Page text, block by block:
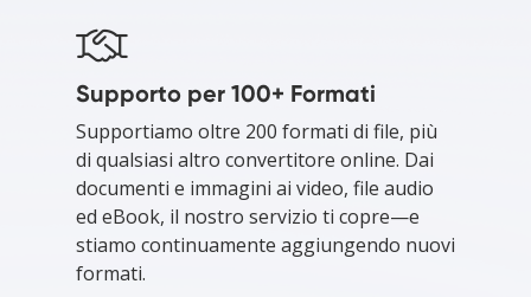
Supporto per 100+ Formati
Supportiamo oltre 200 formati di file, più
di qualsiasi altro convertitore online. Dai
documenti e immagini ai video, file audio
ed eBook, il nostro servizio ti copre—e
stiamo continuamente aggiungendo nuovi
formati.